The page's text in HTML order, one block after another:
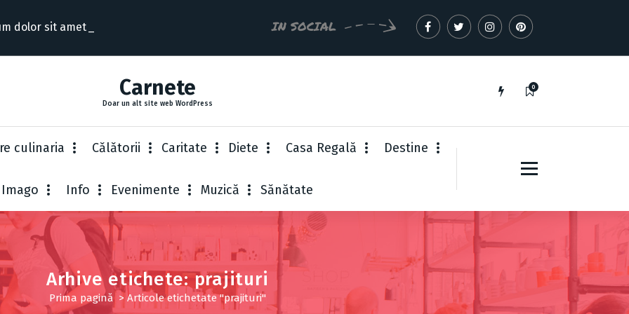
dolor sit amet conse IN SOCIAL
Carnete
Doar un alt site web WordPress
0
culinaria Cǎlǎtorii Caritate Diete Casa Regală Destine
Imago Info Evenimente Muzică Sănătate
Arhive etichete: prajituri
Prima pagină > Articole etichetate "prajituri"